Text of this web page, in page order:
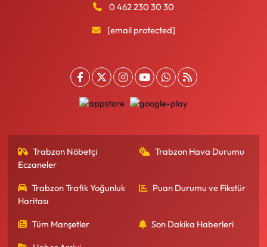
0 462 230 30 30
[email protected]
Trabzon Nöbetçi
Eczaneler
Trabzon Hava Durumu
Trabzon Trafik Yoğunluk
Haritası
Puan Durumu ve Fikstür
Tüm Manşetler Son Dakika Haberleri